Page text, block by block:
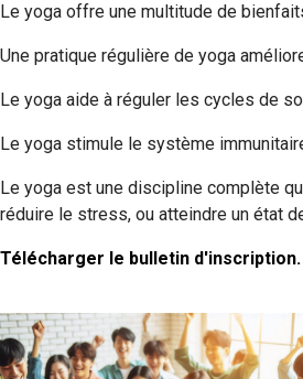
Le yoga offre une multitude de
Une pratique régulière de yoga
Le yoga aide à réguler les cycles de
Le yoga stimule le système
Le yoga est une discipline complète
réduire le stress, ou atteindre un état
Télécharger le bulletin d'inscription.